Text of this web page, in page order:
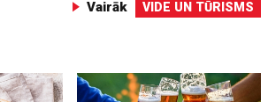
Vairāk VIDE UN TŪRISMS